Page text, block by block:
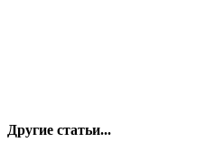
Другие статьи...